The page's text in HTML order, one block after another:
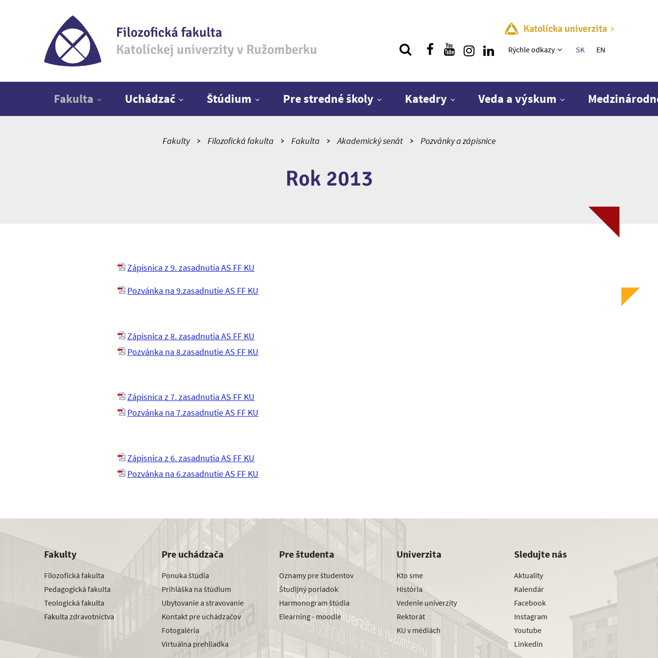
Filozofická fakulta
Katolíckej univerzity v Ružomberku
Katolícka univerzita
Rýchle menu
Rýchle odkazy SK EN
Fakulta Uchádzač Štúdium Pre stredné školy Katedry Veda a výskum
Fakulty Filozofická fakulta Fakulta Akademický senát Pozvánky a zápisnice
Rok 2013
Zápisnica z 9. zasadnutia AS FF KU
Pozvánka na 9.zasadnutie AS FF KU
Zápisnica z 8. zasadnutia AS FF KU
Pozvánka na 8.zasadnutie AS FF KU
Zápisnica z 7. zasadnutia AS FF KU
Pozvánka na 7.zasadnutie AS FF KU
Zápisnica z 6. zasadnutia AS FF KU
Pozvánka na 6.zasadnutie AS FF KU
Fakulty
Filozofická fakulta
Pedagogická fakulta
Teologická fakulta
Fakulta zdravotníctva
Pre uchádzača
Ponuka štúdia
Prihláška na štúdium
Ubytovanie a stravovanie
Kontakt pre uchádzačov
Fotogaléria
Virtuálna prehliadka
Pre študenta
Oznamy pre študentov
Študijný poriadok
Harmonogram štúdia
Elearning - moodle
Univerzita
Kto sme
História
Vedenie univerzity
Rektorát
KU v médiách
Sledujte nás
Aktuality
Kalendár
Facebook
Instagram
Youtube
Linkedin